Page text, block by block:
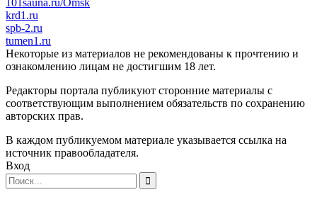
krd1.ru
spb-2.ru
tumen1.ru
Некоторые из материалов не рекомендованы к прочтению и
ознакомлению лицам не достигшим 18 лет.
Редакторы портала публикуют сторонние материалы с
соответствующим выполнением обязательств по сохранению
авторских прав.
В каждом публикуемом материале указывается ссылка на
источник правообладателя.
Вход